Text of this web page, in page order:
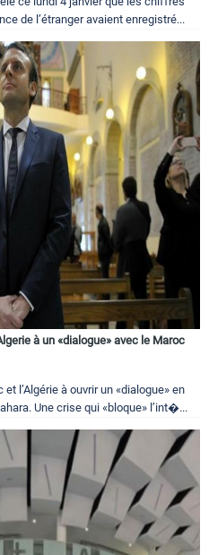
de l’étranger avaient enregistré...
à un «dialogue» avec le Maroc
l’Algérie à ouvrir un «dialogue» en
Une crise qui «bloque» l’int�...